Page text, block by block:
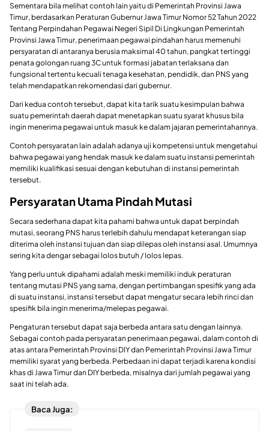
Sementara bila melihat contoh lain yaitu di Pemerintah Provinsi Jawa
Timur, berdasarkan Peraturan Gubernur Jawa Timur Nomor 52 Tahun 2022
Tentang Perpindahan Pegawai Negeri Sipil Di Lingkungan Pemerintah
Provinsi Jawa Timur, penerimaan pegawai pindahan harus memenuhi
persyaratan di antaranya berusia maksimal 40 tahun, pangkat tertinggi
penata golongan ruang 3C untuk formasi jabatan terlaksana dan
fungsional tertentu kecuali tenaga kesehatan, pendidik, dan PNS yang
telah mendapatkan rekomendasi dari gubernur.
Dari kedua contoh tersebut, dapat kita tarik suatu kesimpulan bahwa
suatu pemerintah daerah dapat menetapkan suatu syarat khusus bila
ingin menerima pegawai untuk masuk ke dalam jajaran pemerintahannya.
Contoh persyaratan lain adalah adanya uji kompetensi untuk mengetahui
bahwa pegawai yang hendak masuk ke dalam suatu instansi pemerintah
memiliki kualifikasi sesuai dengan kebutuhan di instansi pemerintah
tersebut.
Persyaratan Utama Pindah Mutasi
Secara sederhana dapat kita pahami bahwa untuk dapat berpindah
mutasi, seorang PNS harus terlebih dahulu mendapat keterangan siap
diterima oleh instansi tujuan dan siap dilepas oleh instansi asal. Umumnya
sering kita dengar sebagai lolos butuh / lolos lepas.
Yang perlu untuk dipahami adalah meski memiliki induk peraturan
tentang mutasi PNS yang sama, dengan pertimbangan spesifik yang ada
di suatu instansi, instansi tersebut dapat mengatur secara lebih rinci dan
spesifik bila ingin menerima/melepas pegawai.
Pengaturan tersebut dapat saja berbeda antara satu dengan lainnya.
Sebagai contoh pada persyaratan penerimaan pegawai, dalam contoh di
atas antara Pemerintah Provinsi DIY dan Pemerintah Provinsi Jawa Timur
memiliki syarat yang berbeda. Perbedaan ini dapat terjadi karena kondisi
khas di Jawa Timur dan DIY berbeda, misalnya dari jumlah pegawai yang
saat ini telah ada.
Baca Juga: